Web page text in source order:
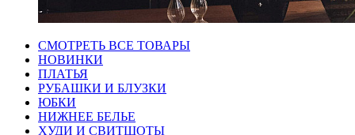
СМОТРЕТЬ ВСЕ ТОВАРЫ
НОВИНКИ
ПЛАТЬЯ
РУБАШКИ И БЛУЗКИ
ЮБКИ
НИЖНЕЕ БЕЛЬЕ
ХУДИ И СВИТШОТЫ